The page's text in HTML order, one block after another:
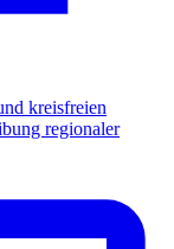
kreisfreien
regionaler